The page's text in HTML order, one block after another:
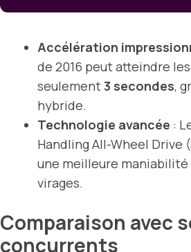
Accélération
de 2016 peut atteindre
seulement3 secondes,
hybride.
Technologie avancée :
Handling All-Wheel Drive
une meilleure
virages.
Comparaison avec
concurrents